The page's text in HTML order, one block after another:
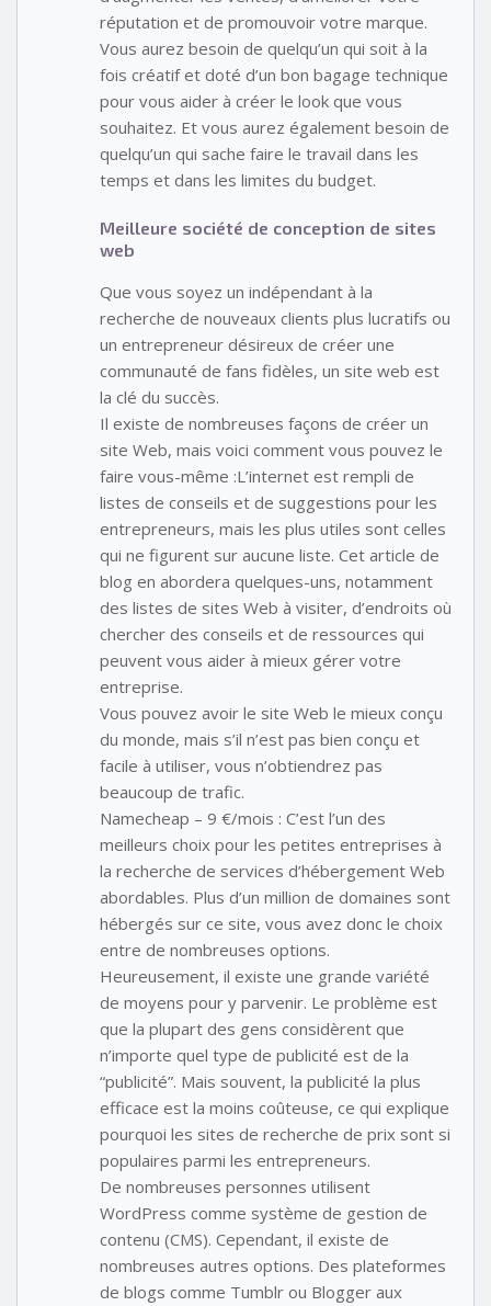
réputation et de promouvoir votre marque.
Vous aurez besoin de quelqu’un qui soit à la
fois créatif et doté d’un bon bagage technique
pour vous aider à créer le look que vous
souhaitez. Et vous aurez également besoin de
quelqu’un qui sache faire le travail dans les
temps et dans les limites du budget.
Meilleure société de conception de sites
web
Que vous soyez un indépendant à la
recherche de nouveaux clients plus lucratifs ou
un entrepreneur désireux de créer une
communauté de fans fidèles, un site web est
la clé du succès.
Il existe de nombreuses façons de créer un
site Web, mais voici comment vous pouvez le
faire vous-même :L’internet est rempli de
listes de conseils et de suggestions pour les
entrepreneurs, mais les plus utiles sont celles
qui ne figurent sur aucune liste. Cet article de
blog en abordera quelques-uns, notamment
des listes de sites Web à visiter, d’endroits où
chercher des conseils et de ressources qui
peuvent vous aider à mieux gérer votre
entreprise.
Vous pouvez avoir le site Web le mieux conçu
du monde, mais s’il n’est pas bien conçu et
facile à utiliser, vous n’obtiendrez pas
beaucoup de trafic.
Namecheap – 9 €/mois : C’est l’un des
meilleurs choix pour les petites entreprises à
la recherche de services d’hébergement Web
abordables. Plus d’un million de domaines sont
hébergés sur ce site, vous avez donc le choix
entre de nombreuses options.
Heureusement, il existe une grande variété
de moyens pour y parvenir. Le problème est
que la plupart des gens considèrent que
n’importe quel type de publicité est de la
“publicité”. Mais souvent, la publicité la plus
efficace est la moins coûteuse, ce qui explique
pourquoi les sites de recherche de prix sont si
populaires parmi les entrepreneurs.
De nombreuses personnes utilisent
WordPress comme système de gestion de
contenu (CMS). Cependant, il existe de
nombreuses autres options. Des plateformes
de blogs comme Tumblr ou Blogger aux